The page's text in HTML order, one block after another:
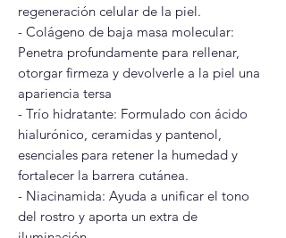
regeneración celular de la piel.
- Colágeno de baja masa molecular:
Penetra profundamente para rellenar,
otorgar firmeza y devolverle a la piel una
apariencia tersa
- Trío hidratante: Formulado con ácido
hialurónico, ceramidas y pantenol,
esenciales para retener la humedad y
fortalecer la barrera cutánea.
- Niacinamida: Ayuda a unificar el tono
del rostro y aporta un extra de